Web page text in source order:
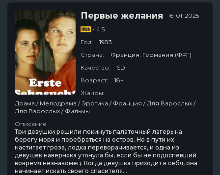
Первые желания
16-01-2025
- 4.5
Год:
1983
Страна:
Франция, Германия (ФРГ)
Качество:
SD
Возраст:
18+
Жанры:
Драма / Мелодрама / Эротика / Франция / Для Взрослых /
Для Взрослых / Фильмы
Описание
Три девушки решили покинуть палаточный лагерь на
берегу моря и перебраться на остров. Но в пути их
настигает гроза, лодка переворачивается, и одна из
девушек наверняка утонула бы, если бы не подоспевший
вовремя незнакомец. Когда девушка приходит в себя, она
начинает искать своего спасителя...